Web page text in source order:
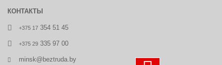
КОНТАКТЫ
+375 17 354 51 45
+375 29 335 97 00
minsk@beztruda.by